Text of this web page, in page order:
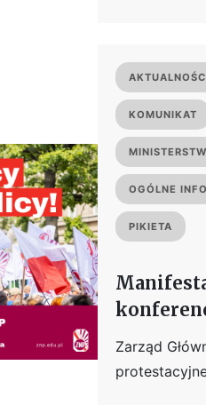
KOMUNIKAT
OGÓLNE
PIKIETA
Zarząd